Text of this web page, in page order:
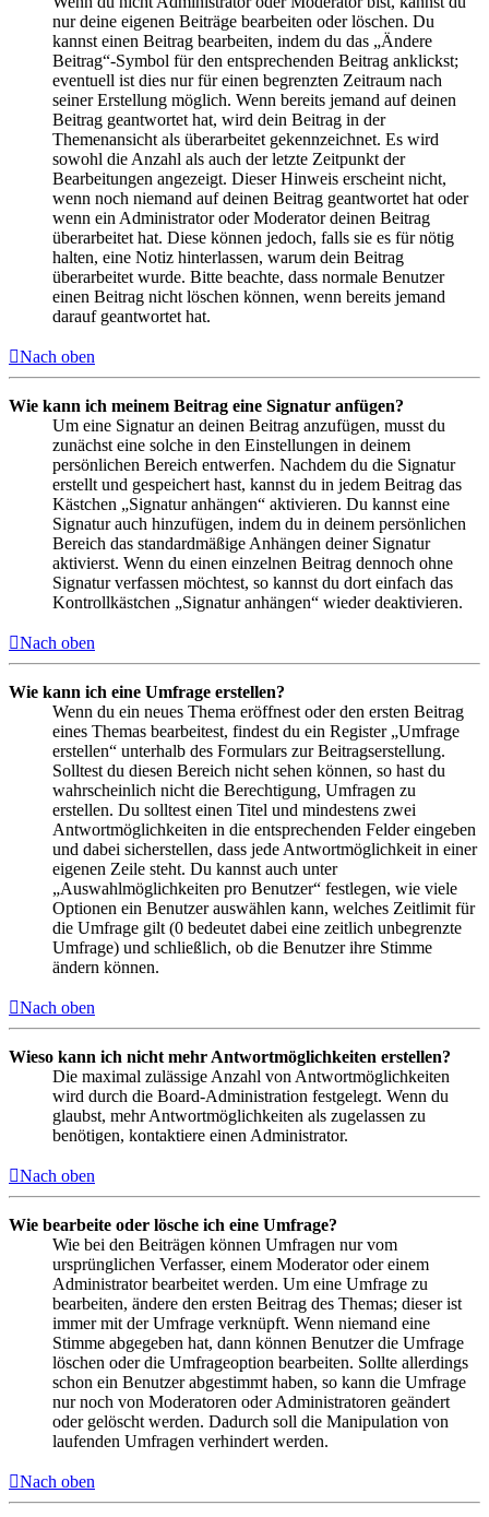
nur deine eigenen Beiträge bearbeiten oder löschen. Du
kannst einen Beitrag bearbeiten, indem du das „Ändere
Beitrag“-Symbol für den entsprechenden Beitrag anklickst;
eventuell ist dies nur für einen begrenzten Zeitraum nach
seiner Erstellung möglich. Wenn bereits jemand auf deinen
Beitrag geantwortet hat, wird dein Beitrag in der
Themenansicht als überarbeitet gekennzeichnet. Es wird
sowohl die Anzahl als auch der letzte Zeitpunkt der
Bearbeitungen angezeigt. Dieser Hinweis erscheint nicht,
wenn noch niemand auf deinen Beitrag geantwortet hat oder
wenn ein Administrator oder Moderator deinen Beitrag
überarbeitet hat. Diese können jedoch, falls sie es für nötig
halten, eine Notiz hinterlassen, warum dein Beitrag
überarbeitet wurde. Bitte beachte, dass normale Benutzer
einen Beitrag nicht löschen können, wenn bereits jemand
darauf geantwortet hat.
Nach oben
Wie kann ich meinem Beitrag eine Signatur anfügen?
Um eine Signatur an deinen Beitrag anzufügen, musst du
zunächst eine solche in den Einstellungen in deinem
persönlichen Bereich entwerfen. Nachdem du die Signatur
erstellt und gespeichert hast, kannst du in jedem Beitrag das
Kästchen „Signatur anhängen“ aktivieren. Du kannst eine
Signatur auch hinzufügen, indem du in deinem persönlichen
Bereich das standardmäßige Anhängen deiner Signatur
aktivierst. Wenn du einen einzelnen Beitrag dennoch ohne
Signatur verfassen möchtest, so kannst du dort einfach das
Kontrollkästchen „Signatur anhängen“ wieder deaktivieren.
Nach oben
Wie kann ich eine Umfrage erstellen?
Wenn du ein neues Thema eröffnest oder den ersten Beitrag
eines Themas bearbeitest, findest du ein Register „Umfrage
erstellen“ unterhalb des Formulars zur Beitragserstellung.
Solltest du diesen Bereich nicht sehen können, so hast du
wahrscheinlich nicht die Berechtigung, Umfragen zu
erstellen. Du solltest einen Titel und mindestens zwei
Antwortmöglichkeiten in die entsprechenden Felder eingeben
und dabei sicherstellen, dass jede Antwortmöglichkeit in einer
eigenen Zeile steht. Du kannst auch unter
„Auswahlmöglichkeiten pro Benutzer“ festlegen, wie viele
Optionen ein Benutzer auswählen kann, welches Zeitlimit für
die Umfrage gilt (0 bedeutet dabei eine zeitlich unbegrenzte
Umfrage) und schließlich, ob die Benutzer ihre Stimme
ändern können.
Nach oben
Wieso kann ich nicht mehr Antwortmöglichkeiten erstellen?
Die maximal zulässige Anzahl von Antwortmöglichkeiten
wird durch die Board-Administration festgelegt. Wenn du
glaubst, mehr Antwortmöglichkeiten als zugelassen zu
benötigen, kontaktiere einen Administrator.
Nach oben
Wie bearbeite oder lösche ich eine Umfrage?
Wie bei den Beiträgen können Umfragen nur vom
ursprünglichen Verfasser, einem Moderator oder einem
Administrator bearbeitet werden. Um eine Umfrage zu
bearbeiten, ändere den ersten Beitrag des Themas; dieser ist
immer mit der Umfrage verknüpft. Wenn niemand eine
Stimme abgegeben hat, dann können Benutzer die Umfrage
löschen oder die Umfrageoption bearbeiten. Sollte allerdings
schon ein Benutzer abgestimmt haben, so kann die Umfrage
nur noch von Moderatoren oder Administratoren geändert
oder gelöscht werden. Dadurch soll die Manipulation von
laufenden Umfragen verhindert werden.
Nach oben